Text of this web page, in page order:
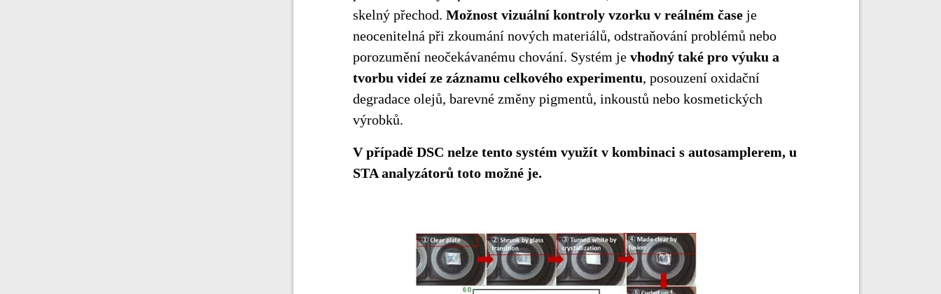
skelný přechod. Možnost vizuální kontroly vzorku v reálném časeje
neocenitelná při zkoumání nových materiálů, odstraňování problémů nebo
porozumění neočekávanému chování. Systém je vhodný také pro výuku a
tvorbu videí ze záznamu celkového experimentu, posouzení oxidační
degradace olejů, barevné změny pigmentů, inkoustů nebo kosmetických
výrobků.
V případě DSC nelze tento systém využít v kombinaci s autosamplerem, u
STA analyzátorů toto možné je.